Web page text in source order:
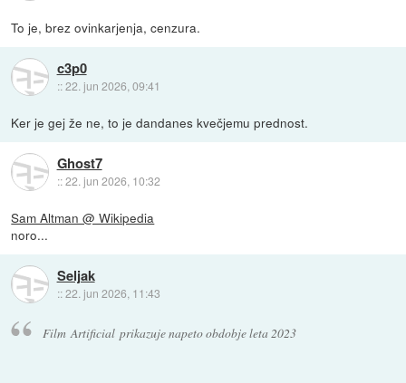
To je, brez ovinkarjenja, cenzura.
c3p0
::22. jun 2026, 09:41
Ker je gej že ne, to je dandanes kvečjemu prednost.
Ghost7
::22. jun 2026, 10:32
Sam Altman @ Wikipedia
noro...
Seljak
::22. jun 2026, 11:43
Film Artificial prikazuje napeto obdobje leta 2023